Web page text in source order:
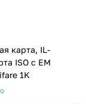
карта, IL-
ISO с EM
1K